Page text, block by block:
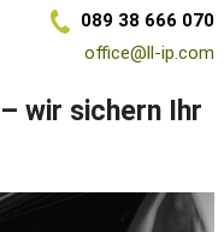
089 38 666 070
office@ll-ip.com
wir sichern Ihr